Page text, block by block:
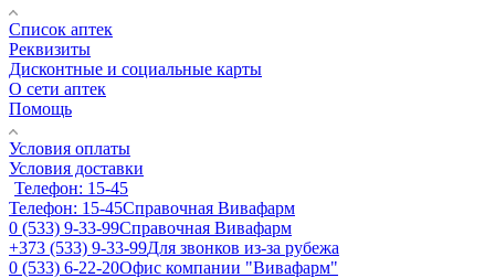
Список аптек
Реквизиты
Дисконтные и социальные карты
О сети аптек
Помощь
Условия оплаты
Условия доставки
Телефон: 15-45
Телефон: 15-45Справочная Вивафарм
0 (533) 9-33-99Справочная Вивафарм
+373 (533) 9-33-99Для звонков из-за рубежа
0 (533) 6-22-20Офис компании "Вивафарм"